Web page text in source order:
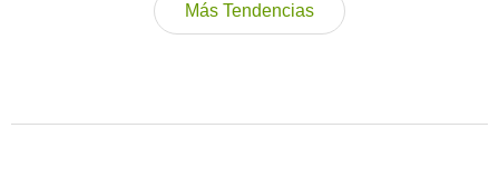
Más Tendencias